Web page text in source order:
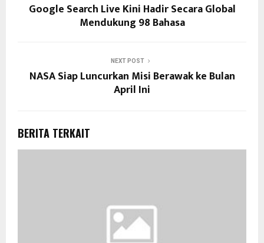
Google Search Live Kini Hadir Secara Global
Mendukung 98 Bahasa
NEXT POST
NASA Siap Luncurkan Misi Berawak ke Bulan
April Ini
BERITA TERKAIT